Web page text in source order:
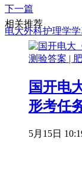
下一篇
电大外科护理学
相关推荐
国开电
形考任
5月15日